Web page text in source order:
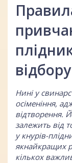
Нині у
осіменіння,
відтворення.
залежить від
у кнурів-
якнайкращих
кількох